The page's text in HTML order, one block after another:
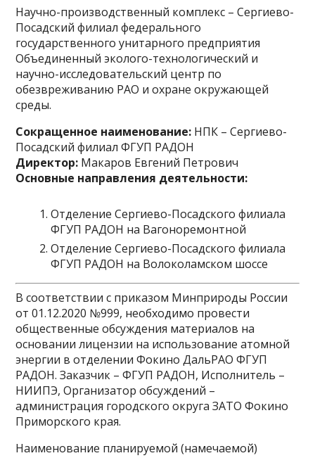
Научно-производственный комплекс – Сергиево-
Посадский филиал федерального
государственного унитарного предприятия
Объединенный эколого-технологический и
научно-исследовательский центр по
обезвреживанию РАО и охране окружающей
среды.
Сокращенное наименование: НПК – Сергиево-
Посадский филиал ФГУП РАДОН
Директор: Макаров Евгений Петрович
Основные направления деятельности:
Отделение Сергиево-Посадского филиала
ФГУП РАДОН на Вагоноремонтной
Отделение Сергиево-Посадского филиала
ФГУП РАДОН на Волоколамском шоссе
В соответствии с приказом Минприроды России
от 01.12.2020 №999, необходимо провести
общественные обсуждения материалов на
основании лицензии на использование атомной
энергии в отделении Фокино ДальРАО ФГУП
РАДОН. Заказчик – ФГУП РАДОН, Исполнитель –
НИИПЭ, Организатор обсуждений –
администрация городского округа ЗАТО Фокино
Приморского края.
Наименование планируемой (намечаемой)